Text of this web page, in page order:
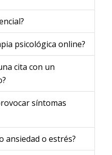
psicológica online?
cita con un
síntomas
ansiedad o estrés?